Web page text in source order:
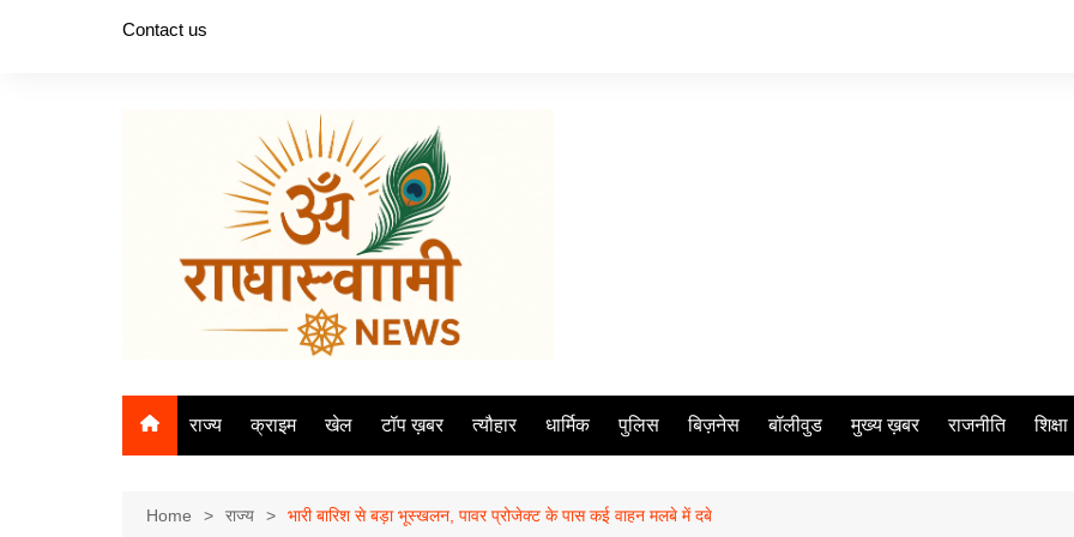
Contact us
राज्य क्राइम खेल टॉप ख़बर त्यौहार धार्मिक पुलिस बिज़नेस बॉलीवुड मुख्य ख़बर राजनीति शिक्षा
Home राज्य भारी बारिश से बड़ा भूस्खलन, पावर प्रोजेक्ट के पास कई वाहन मलबे में दबे